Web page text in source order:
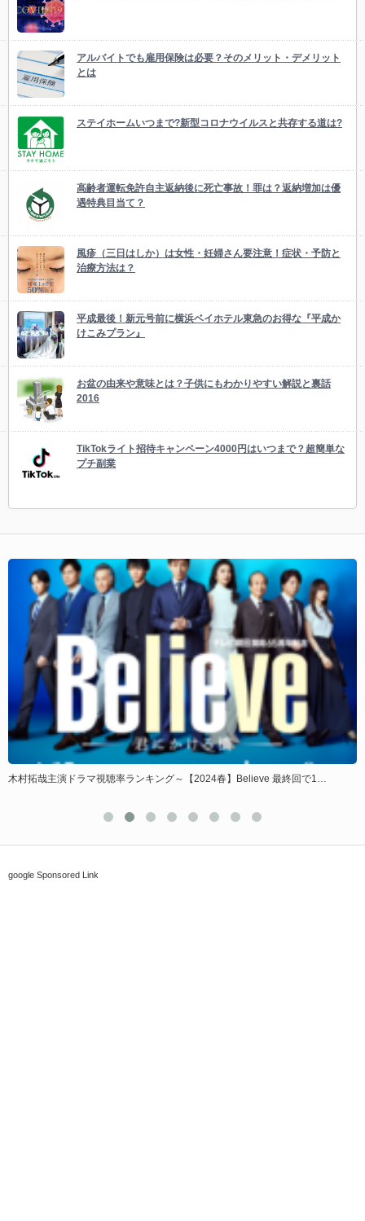
アルバイトでも雇用保険は必要？そのメリット・デメリット
とは
ステイホームいつまで?新型コロナウイルスと共存する道は?
高齢者運転免許自主返納後に死亡事故！罪は？返納増加は優
遇特典目当て？
風疹（三日はしか）は女性・妊婦さん要注意！症状・予防と
治療方法は？
平成最後！新元号前に横浜ベイホテル東急のお得な『平成か
けこみプラン』
お盆の由来や意味とは？子供にもわかりやすい解説と裏話
2016
TikTokライト招待キャンペーン4000円はいつまで？超簡単な
プチ副業
2024春】Believe 最終回で1…
2020東京五輪（オリンピック）中止の可
google Sponsored Link